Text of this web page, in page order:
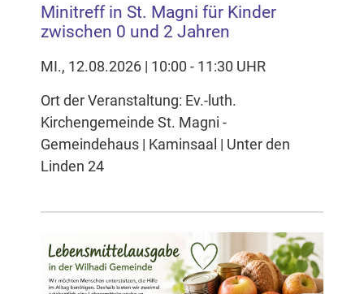
Minitreff in St. Magni für Kinder
zwischen 0 und 2 Jahren
MI., 12.08.2026 | 10:00 - 11:30 UHR
Ort der Veranstaltung: Ev.-luth.
Kirchengemeinde St. Magni -
Gemeindehaus | Kaminsaal | Unter den
Linden 24